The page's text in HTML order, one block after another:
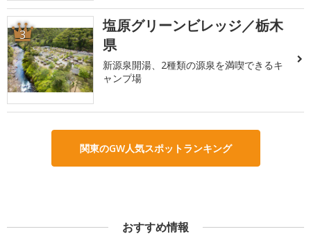
3
塩原グリーンビレッジ／栃木
県
新源泉開湯、2種類の源泉を満喫できるキ
ャンプ場
関東のGW人気スポットランキング
おすすめ情報